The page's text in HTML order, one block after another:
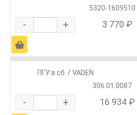
5320-1609510
- + 3 770 ₽
Ä
ПГУ в сб. / VADEN
306.01.0087
- + 16 934 ₽